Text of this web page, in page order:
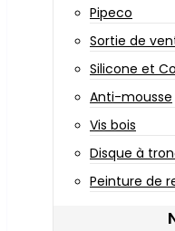
Pipeco
Sortie de
Silicone et
Anti-mousse
Vis bois
Disque à
Peinture de